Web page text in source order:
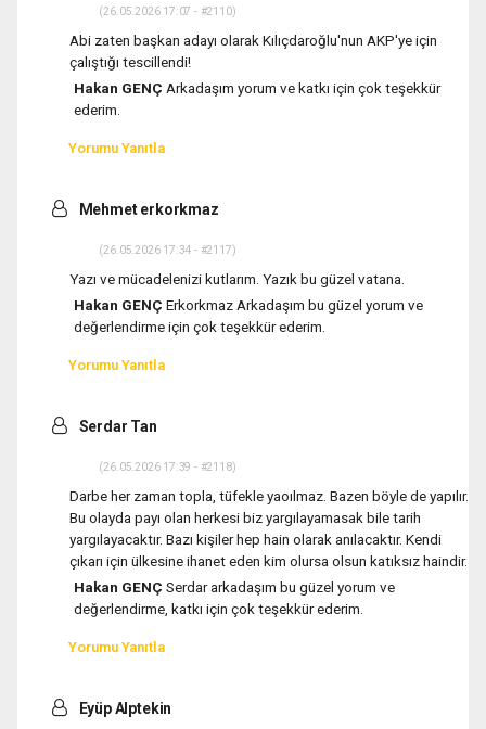
(26.05.2026 17:07 - #2110)
Abi zaten başkan adayı olarak Kılıçdaroğlu'nun AKP'ye için
çalıştığı tescillendi!
Hakan GENÇ Arkadaşım yorum ve katkı için çok teşekkür
ederim.
Yorumu Yanıtla
Mehmet erkorkmaz
(26.05.2026 17:34 - #2117)
Yazı ve mücadelenizi kutlarım. Yazık bu güzel vatana.
Hakan GENÇ Erkorkmaz Arkadaşım bu güzel yorum ve
değerlendirme için çok teşekkür ederim.
Yorumu Yanıtla
Serdar Tan
(26.05.2026 17:39 - #2118)
Darbe her zaman topla, tüfekle yaoılmaz. Bazen böyle de yapılır.
Bu olayda payı olan herkesi biz yargılayamasak bile tarih
yargılayacaktır. Bazı kişiler hep hain olarak anılacaktır. Kendi
çıkarı için ülkesine ihanet eden kim olursa olsun katıksız haindir.
Hakan GENÇ Serdar arkadaşım bu güzel yorum ve
değerlendirme, katkı için çok teşekkür ederim.
Yorumu Yanıtla
Eyüp Alptekin